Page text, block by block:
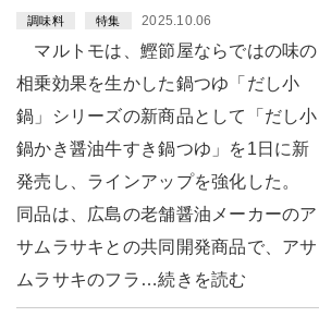
調味料 特集 2025.10.06
マルトモは、鰹節屋ならではの味の
相乗効果を生かした鍋つゆ「だし小
鍋」シリーズの新商品として「だし小
鍋かき醤油牛すき鍋つゆ」を1日に新
発売し、ラインアップを強化した。
同品は、広島の老舗醤油メーカーのア
サムラサキとの共同開発商品で、アサ
ムラサキのフラ…続きを読む